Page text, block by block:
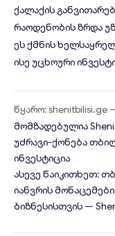
ქალაქის
რაოდენობის ზრდა
ეს ქმნის
ისე უცხოური
წყარო:
მომზადებულია
უძრავი-ქონება
ინვესტიცია
ასევე წაიკითხეთ:
იანვრის
ბიზნესისთვის—